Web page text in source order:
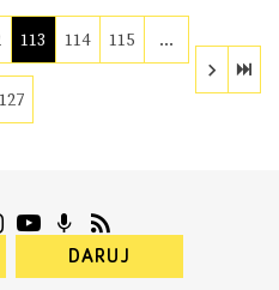
113 114 115 …
127
DARUJ